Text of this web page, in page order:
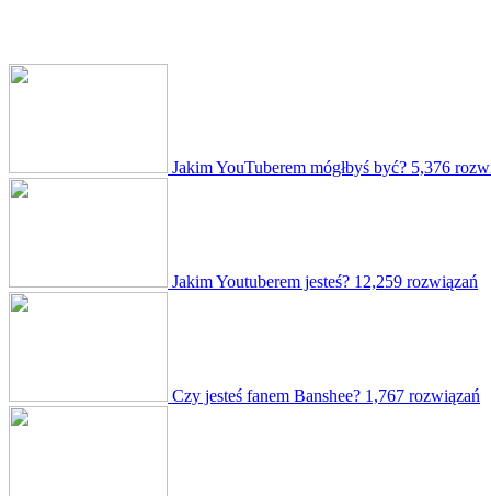
Jakim YouTuberem mógłbyś być? 5,376
Jakim Youtuberem jesteś? 12,259 rozwiązań
Czy jesteś fanem Banshee? 1,767 rozwiązań